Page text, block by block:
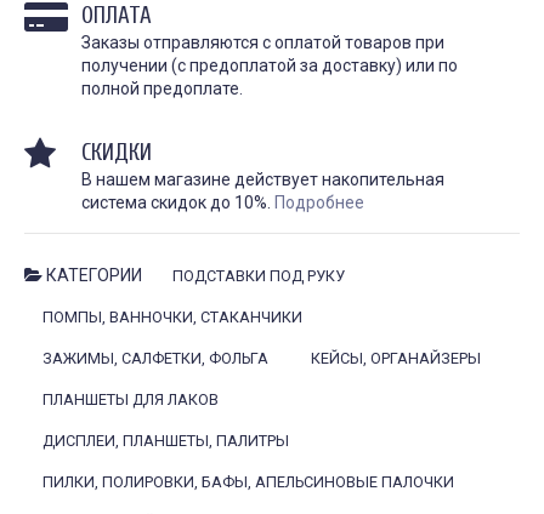
ДЕЛАТЬ КАРБОНОВЫЙ ПИЛИНГ
Карбоновый пилинг – это
косметологическая процедура,
предназначенная для
личности, искусство и
ОПЛАТА
Заказы отправляются с оплатой товаров при
получении (с предоплатой за доставку) или по
полной предоплате.
СКИДКИ
В нашем магазине действует накопительная
система скидок до 10%. Подробнее
КАТЕГОРИИ ПОДСТАВКИ ПОД РУКУ
ПОМПЫ, ВАННОЧКИ, СТАКАНЧИКИ
ЗАЖИМЫ, САЛФЕТКИ, ФОЛЬГА КЕЙСЫ, ОРГАНАЙЗЕРЫ
ПЛАНШЕТЫ ДЛЯ ЛАКОВ
ДИСПЛЕИ, ПЛАНШЕТЫ, ПАЛИТРЫ
ПИЛКИ, ПОЛИРОВКИ, БАФЫ, АПЕЛЬСИНОВЫЕ ПАЛОЧКИ